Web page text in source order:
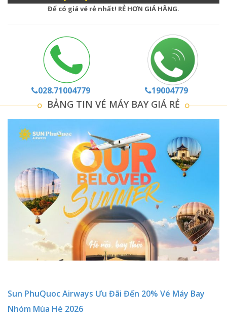
Để có giá vé rẻ nhất! RẺ HƠN GIÁ HÃNG.
028.71004779 19004779
BẢNG TIN VÉ MÁY BAY GIÁ RẺ
Sun PhuQuoc Airways Ưu Đãi Đến 20% Vé Máy Bay
Nhóm Mùa Hè 2026